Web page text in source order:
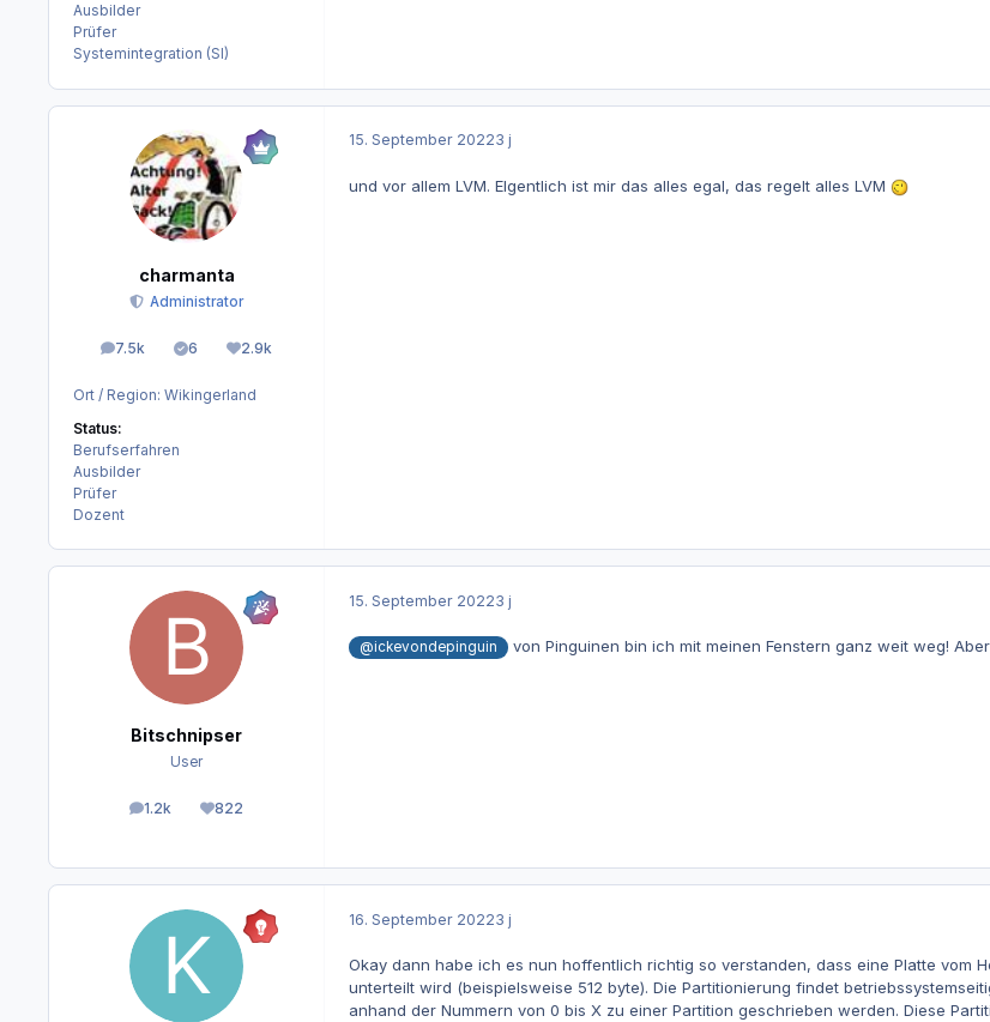
Ausbilder
Prüfer
Systemintegration (SI)
charmanta
Administrator
7.5k
Beiträge 6
Lösungen2.9k
Reputation
Ort / Region: Wikingerland
Status:
Berufserfahren
Ausbilder
Prüfer
Dozent
15. September 20223 j
und vor allem LVM. EIgentlich ist mir das alles egal, das regelt alles LVM
Bitschnipser
User
1.2k
Beiträge 822
Reputation
15. September 20223 j
@ickevondepinguin von Pinguinen bin ich mit meinen Fenstern ganz weit weg!
16. September 20223 j
Okay dann habe ich es nun hoffentlich richtig so verstanden, dass eine Platte vom
unterteilt wird (beispielsweise 512 byte). Die Partitionierung findet
anhand der Nummern von 0 bis X zu einer Partition geschrieben werden. Diese